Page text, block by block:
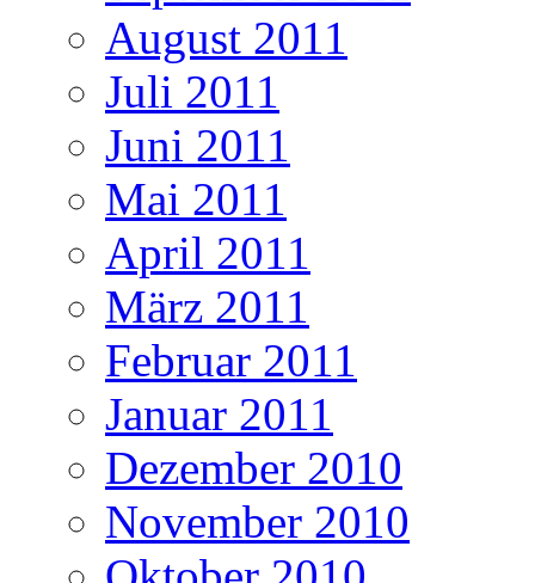
August 2011
Juli 2011
Juni 2011
Mai 2011
April 2011
März 2011
Februar 2011
Januar 2011
Dezember 2010
November 2010